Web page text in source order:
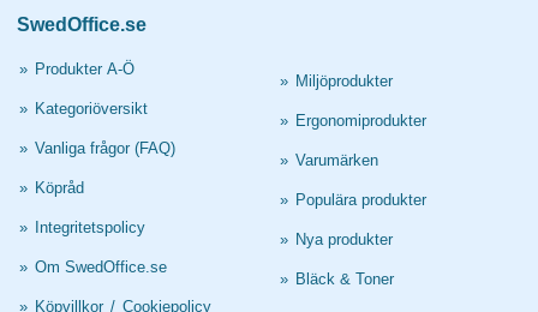
SwedOffice.se
» Produkter A-Ö
» Kategoriöversikt
» Vanliga frågor (FAQ)
» Köpråd
» Integritetspolicy
» Om SwedOffice.se
» Köpvillkor / Cookiepolicy
» Miljöprodukter
» Ergonomiprodukter
» Varumärken
» Populära produkter
» Nya produkter
» Bläck & Toner